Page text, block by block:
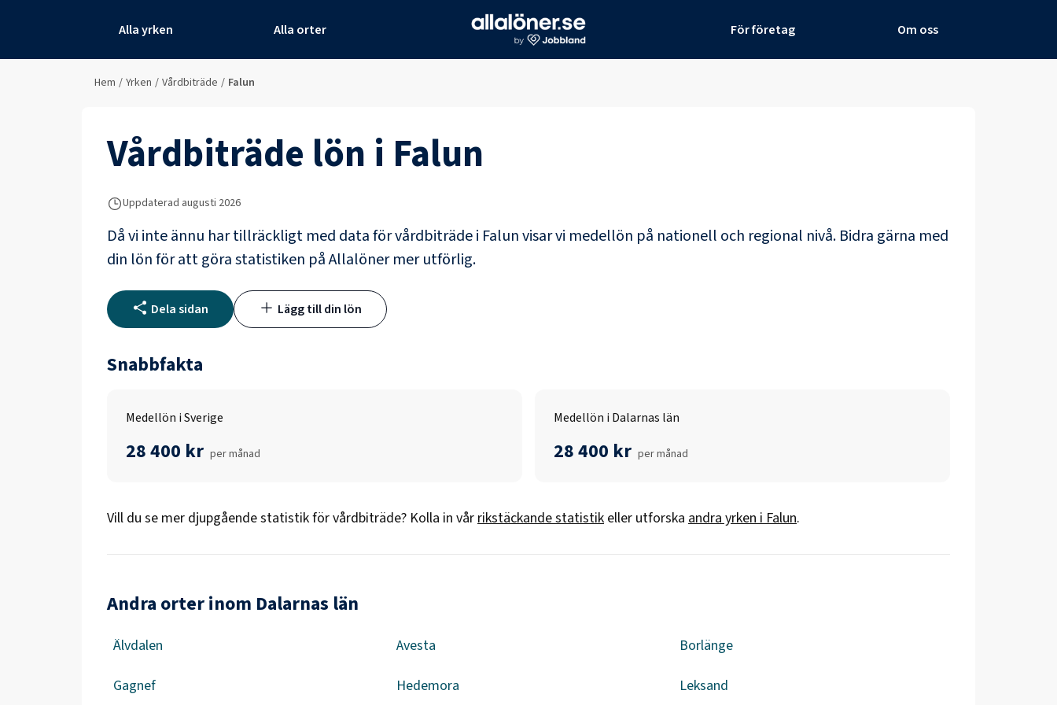
Alla yrken Alla orter För företag Om oss
Hem / Yrken / Vårdbiträde / Falun
Vårdbiträde lön i Falun
Uppdaterad augusti 2026
Då vi inte ännu har tillräckligt med data förvårdbiträdei Falunvisar vi medellön på nationell och regional nivå. Bidra gärna med
din lön för att göra statistiken på Allalöner mer utförlig.
Dela sidan Lägg till din lön
Snabbfakta
Medellön i Sverige
28 400 kr per månad
Medellön i Dalarnas län
28 400 kr per månad
Vill du se mer djupgående statistik förvårdbiträde? Kolla in vårrikstäckande statistik eller utforska andra yrken iFalun.
Andra orter inom Dalarnas län
Älvdalen Avesta Borlänge
Gagnef Hedemora Leksand